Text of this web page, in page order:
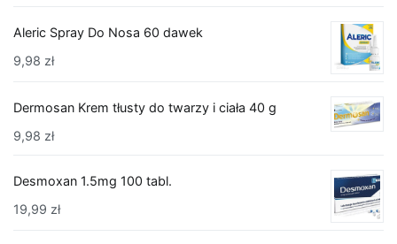
Aleric Spray Do Nosa 60 dawek
9,98 zł
Dermosan Krem tłusty do twarzy i ciała 40 g
9,98 zł
Desmoxan 1.5mg 100 tabl.
19,99 zł